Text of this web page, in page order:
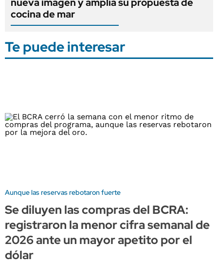
cocina de mar
Te puede interesar
Aunque las reservas rebotaron fuerte
Se diluyen las compras del BCRA:
registraron la menor cifra semanal de
2026 ante un mayor apetito por el
dólar